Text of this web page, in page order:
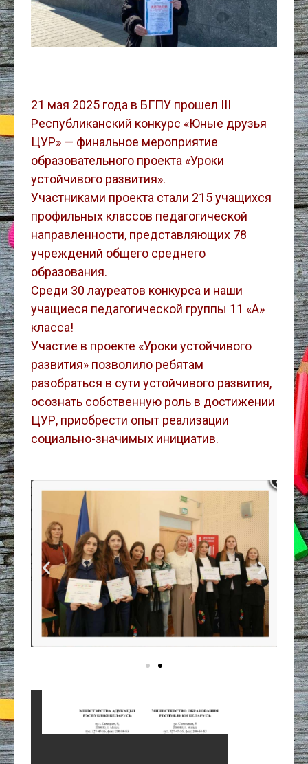
21 мая 2025 года в БГПУ прошел III
Республиканский конкурс «Юные друзья
ЦУР» — финальное мероприятие
образовательного проекта «Уроки
устойчивого развития».
Участниками проекта стали 215 учащихся
профильных классов педагогической
направленности, представляющих 78
учреждений общего среднего
образования.
Среди 30 лауреатов конкурса и наши
учащиеся педагогической группы 11 «А»
класса!
Участие в проекте «Уроки устойчивого
развития» позволило ребятам
разобраться в cути устойчивого развития,
осознать собственную роль в достижении
ЦУР, приобрести опыт реализации
социально-значимых инициатив.